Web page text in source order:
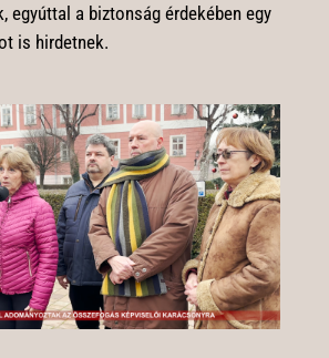
egyúttal a biztonság érdekében egy
is hirdetnek.